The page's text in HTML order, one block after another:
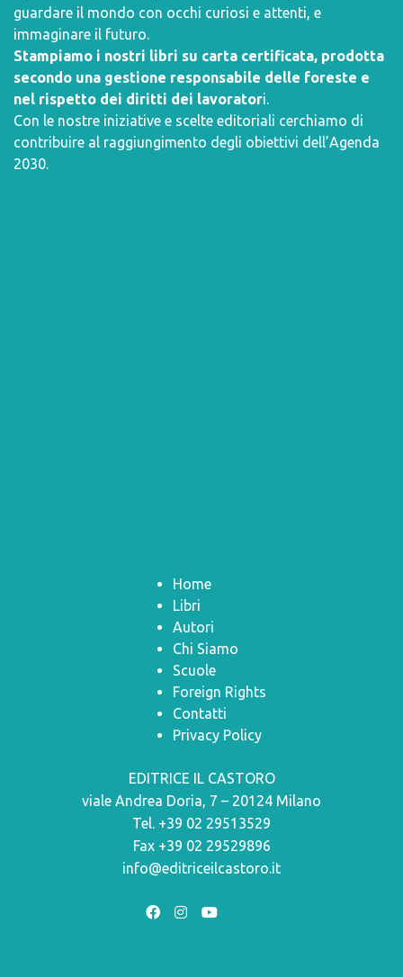
guardare il mondo con occhi curiosi e attenti, e
immaginare il futuro.
Stampiamo i nostri libri su carta certificata, prodotta
secondo una gestione responsabile delle foreste e
nel rispetto dei diritti dei lavoratori.
Con le nostre iniziative e scelte editoriali cerchiamo di
contribuire al raggiungimento degli obiettivi dell’Agenda
2030.
Home
Libri
Autori
Chi Siamo
Scuole
Foreign Rights
Contatti
Privacy Policy
EDITRICE IL CASTORO
viale Andrea Doria, 7 – 20124 Milano
Tel. +39 02 29513529
Fax +39 02 29529896
info@editriceilcastoro.it